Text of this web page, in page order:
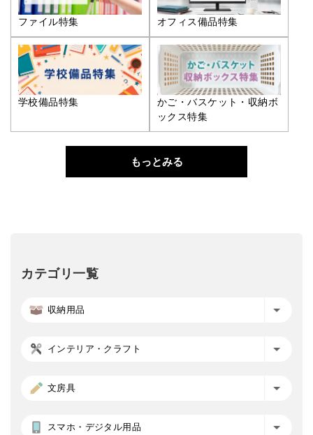
ファイル特集 オフィス備品特集
学校備品特集
かご・バスケット・収納ボ
ックス特集
もっとみる
カテゴリ一覧
収納用品
インテリア・クラフト
文房具
スマホ・デジタル用品